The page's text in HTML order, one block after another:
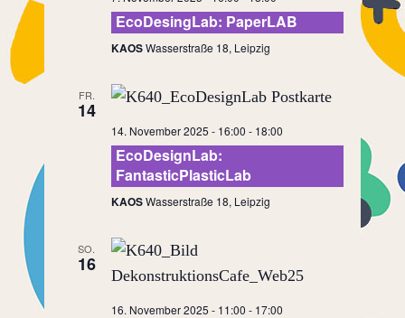
EcoDesingLab: PaperLAB
KAOSWasserstraße 18, Leipzig
FR.
14
14. November 2025 - 16:00 - 18:00
EcoDesignLab:
FantasticPlasticLab
KAOSWasserstraße 18, Leipzig
SO.
16
16. November 2025 - 11:00 - 17:00